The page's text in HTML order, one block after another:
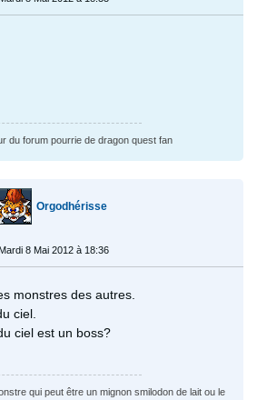
du forum pourrie de dragon quest fan
Orgodhérisse
Mardi 8 Mai 2012 à 18:36
monstres des autres.
ciel.
ciel est un boss?
qui peut être un mignon smilodon de lait ou le